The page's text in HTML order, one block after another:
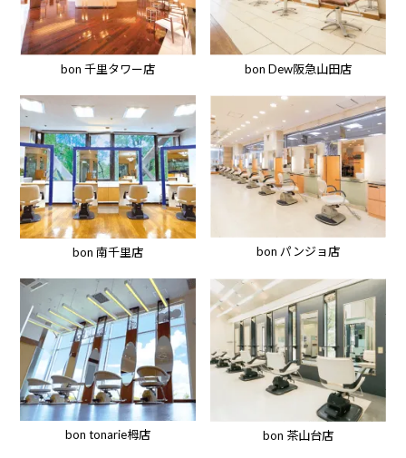
bon 千里タワー店 bon Dew阪急山田店
bon 南千里店 bon パンジョ店
bon tonarie栂店 bon 茶山台店